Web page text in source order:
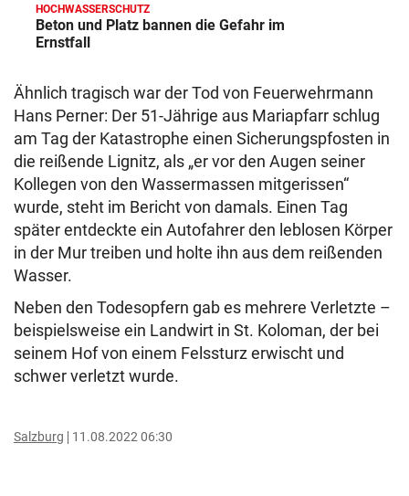
HOCHWASSERSCHUTZ
Beton und Platz bannen die Gefahr im
Ernstfall
Ähnlich tragisch war der Tod von Feuerwehrmann
Hans Perner: Der 51-Jährige aus Mariapfarr schlug
am Tag der Katastrophe einen Sicherungspfosten in
die reißende Lignitz, als „er vor den Augen seiner
Kollegen von den Wassermassen mitgerissen“
wurde, steht im Bericht von damals. Einen Tag
später entdeckte ein Autofahrer den leblosen Körper
in der Mur treiben und holte ihn aus dem reißenden
Wasser.
Neben den Todesopfern gab es mehrere Verletzte –
beispielsweise ein Landwirt in St. Koloman, der bei
seinem Hof von einem Felssturz erwischt und
schwer verletzt wurde.
Salzburg 11.08.2022 06:30